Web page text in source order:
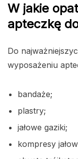
W jakie
apteczkę
Do
wyposażeniu
bandaże;
plastry;
jałowe gaziki;
kompresy